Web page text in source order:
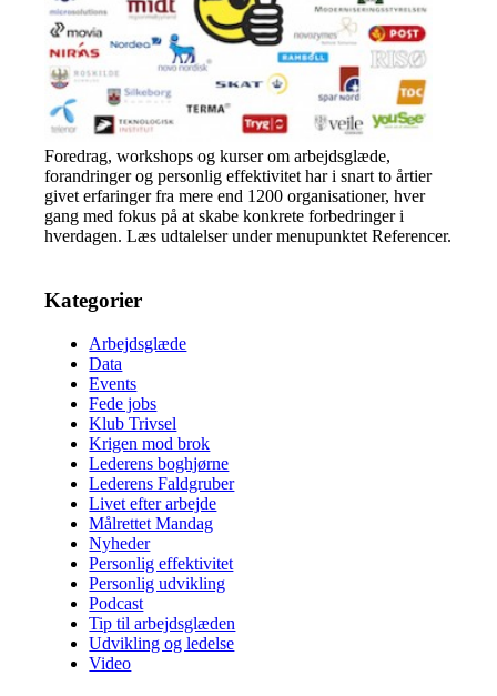
Foredrag, workshops og kurser om arbejdsglæde,
forandringer og personlig effektivitet har i snart to årtier
givet erfaringer fra mere end 1200 organisationer, hver
gang med fokus på at skabe konkrete forbedringer i
hverdagen. Læs udtalelser under menupunktet Referencer.
Kategorier
Arbejdsglæde
Data
Events
Fede jobs
Klub Trivsel
Krigen mod brok
Lederens boghjørne
Lederens Faldgruber
Livet efter arbejde
Målrettet Mandag
Nyheder
Personlig effektivitet
Personlig udvikling
Podcast
Tip til arbejdsglæden
Udvikling og ledelse
Video